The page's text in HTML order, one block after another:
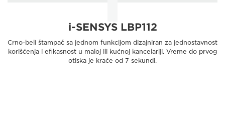
i-SENSYS LBP112
Crno-beli štampač sa jednom funkcijom dizajniran za jednostavnost
korišćenja i efikasnost u maloj ili kućnoj kancelariji. Vreme do prvog
otiska je kraće od 7 sekundi.